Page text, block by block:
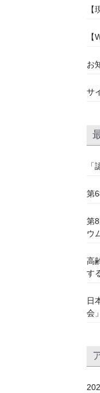
【
【
お
サ
第
第
ウ
高
す
日
会